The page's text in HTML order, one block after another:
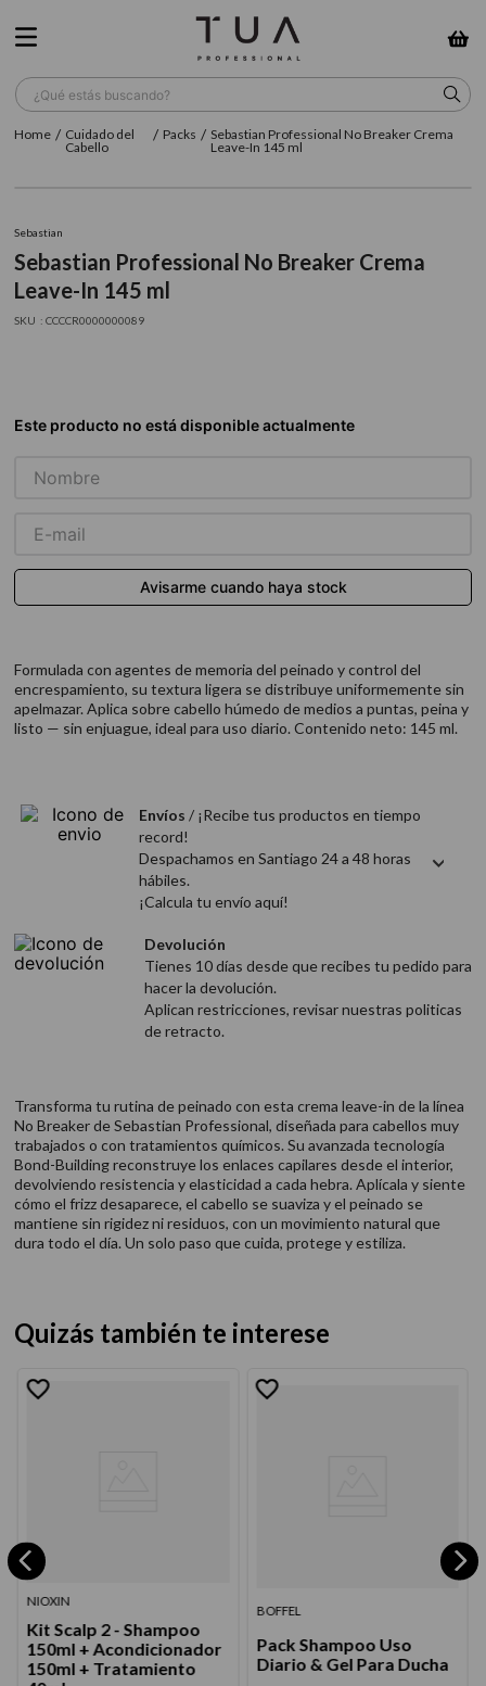
¿Qué estás buscando?
Cuidado del
Cabello
Packs
Sebastian Professional No Breaker Crema
Leave-In 145 ml
Sebastian
Sebastian Professional No Breaker Crema
Leave-In 145 ml
: CCCCR0000000089
Formulada con agentes de memoria del peinado y control del
encrespamiento, su textura ligera se distribuye uniformemente sin
apelmazar. Aplica sobre cabello húmedo de medios a puntas, peina y
listo — sin enjuague, ideal para uso diario. Contenido neto: 145 ml.
Envíos / ¡Recibe tus productos en tiempo
record!
Despachamos en Santiago 24 a 48 horas
hábiles.
¡Calcula tu envío aquí!
Devolución
Tienes 10 días desde que recibes tu pedido para
hacer la devolución.
Aplican restricciones, revisar nuestras politicas
de retracto.
Transforma tu rutina de peinado con esta crema leave-in de la línea
No Breaker de Sebastian Professional, diseñada para cabellos muy
trabajados o con tratamientos químicos. Su avanzada tecnología
Bond-Building reconstruye los enlaces capilares desde el interior,
devolviendo resistencia y elasticidad a cada hebra. Aplícala y siente
cómo el frizz desaparece, el cabello se suaviza y el peinado se
mantiene sin rigidez ni residuos, con un movimiento natural que
dura todo el día. Un solo paso que cuida, protege y estiliza.
Quizás también te interese
NIOXIN
Kit Scalp 2 - Shampoo
150ml + Acondicionador
150ml + Tratamiento
BOFFEL
Pack Shampoo Uso
Diario & Gel Para Ducha
TÉRMINOS MÁS BUSCADOS
2.
3. farmavita
7. secador
10.